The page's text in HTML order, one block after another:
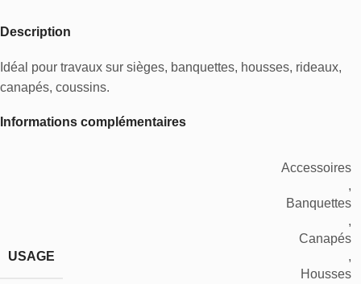
Description
Idéal pour travaux sur sièges, banquettes, housses, rideaux,
canapés, coussins.
Informations complémentaires
USAGE
Accessoires
,
Banquettes
,
Canapés
,
Housses